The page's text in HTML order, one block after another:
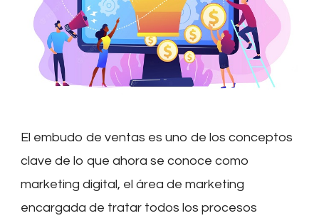
El embudo de ventas es uno de los conceptos
clave de lo que ahora se conoce como
marketing digital, el área de marketing
encargada de tratar todos los procesos